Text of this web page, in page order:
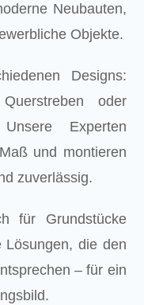
Neubauten,
Objekte.
Designs:
oder
Experten
und montieren
zuverlässig.
für Grundstücke
Lösungen, die den
– für ein